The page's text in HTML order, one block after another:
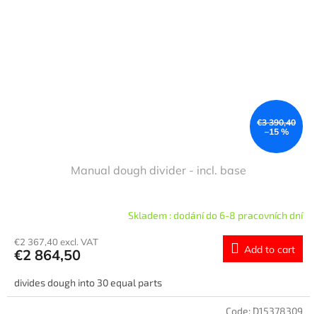
€3 390,40
–15 %
Manual dough divider - incl. base
Skladem : dodání do 6-8 pracovních dní
€2 367,40 excl. VAT
€2 864,50 Add to cart
divides dough into 30 equal parts
Code: D15378309